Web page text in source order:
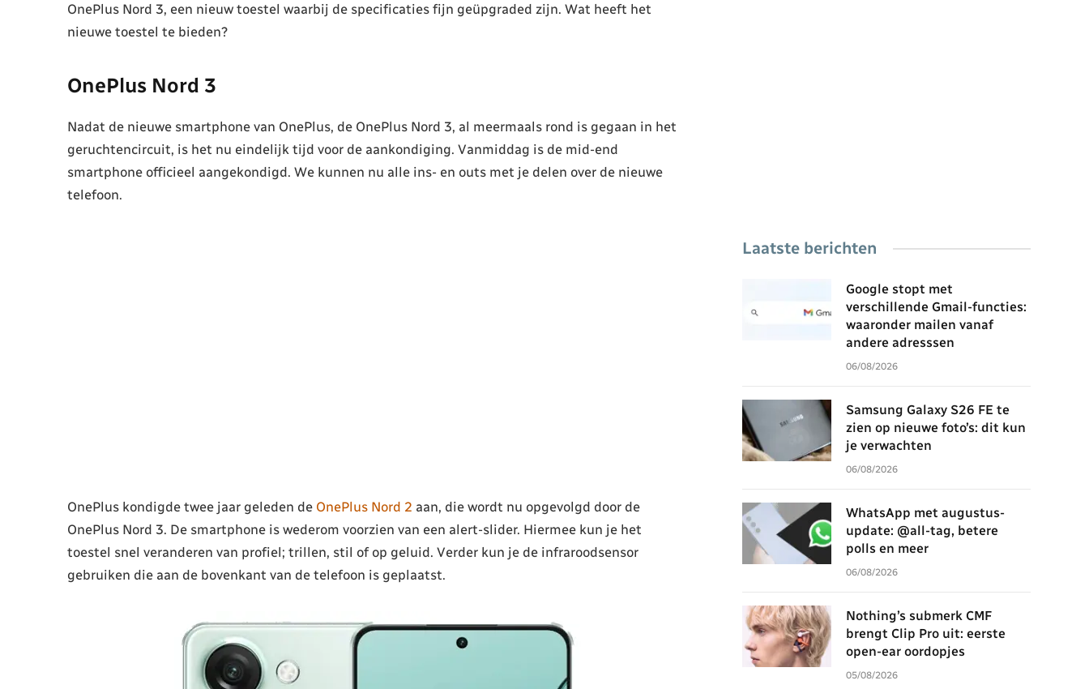
OnePlus Nord 3, een nieuw toestel waarbij de specificaties fijn geüpgraded zijn. Wat heeft het
nieuwe toestel te bieden?
OnePlus Nord 3
Nadat de nieuwe smartphone van OnePlus, de OnePlus Nord 3, al meermaals rond is gegaan in het
geruchtencircuit, is het nu eindelijk tijd voor de aankondiging. Vanmiddag is de mid-end
smartphone officieel aangekondigd. We kunnen nu alle ins- en outs met je delen over de nieuwe
telefoon.
OnePlus kondigde twee jaar geleden de OnePlus Nord 2 aan, die wordt nu opgevolgd door de
OnePlus Nord 3. De smartphone is wederom voorzien van een alert-slider. Hiermee kun je het
toestel snel veranderen van profiel; trillen, stil of op geluid. Verder kun je de infraroodsensor
gebruiken die aan de bovenkant van de telefoon is geplaatst.
Laatste berichten
Google stopt met
verschillende Gmail-functies:
waaronder mailen vanaf
andere adresssen
06/08/2026
Samsung Galaxy S26 FE te
zien op nieuwe foto’s: dit kun
je verwachten
06/08/2026
WhatsApp met augustus-
update: @all-tag, betere
polls en meer
06/08/2026
Nothing’s submerk CMF
brengt Clip Pro uit: eerste
open-ear oordopjes
05/08/2026